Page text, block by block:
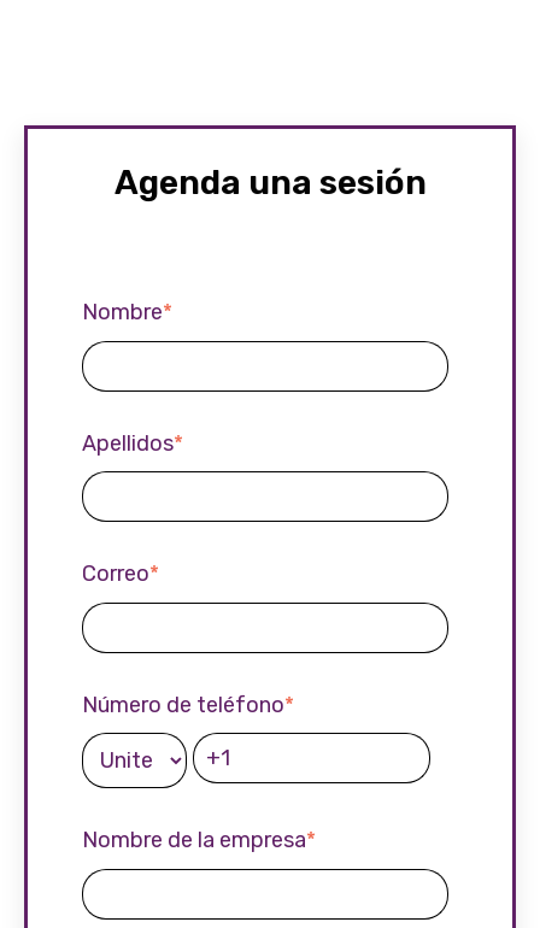
Agenda una sesión
Nombre*
Apellidos*
Correo*
Número de teléfono*
Nombre de la empresa*